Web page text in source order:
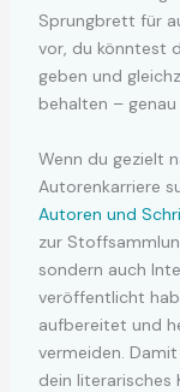
Sprungbrett für
vor, du könntest
geben und
behalten –
Wenn du gezielt
Autorenkarriere
Autoren und
zur
sondern auch
veröffentlicht
aufbereitet und
vermeiden.
dein literarisches